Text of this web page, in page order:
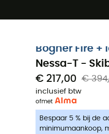
code Summer5
Bogner Fire +
Nessa-T -
€ 217,00 €
inclusief btw
ofmet
Bespaar 5 % bij de
minimumaankoop,